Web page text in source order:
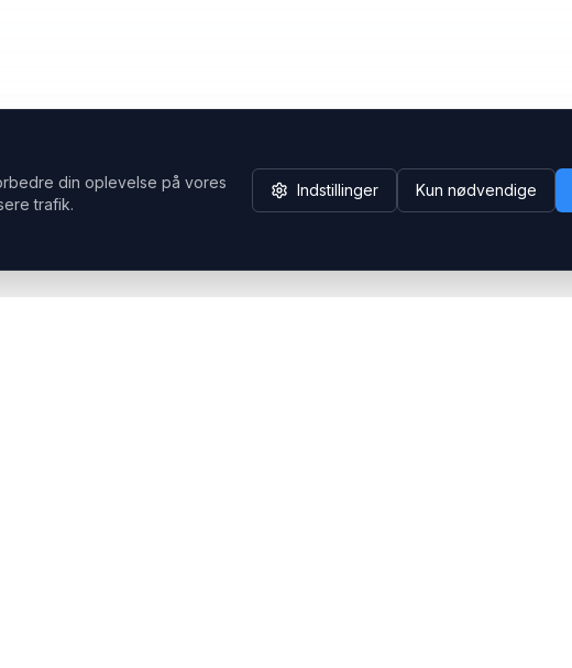
din oplevelse på vores
trafik.
Indstillinger Kun nødvendige